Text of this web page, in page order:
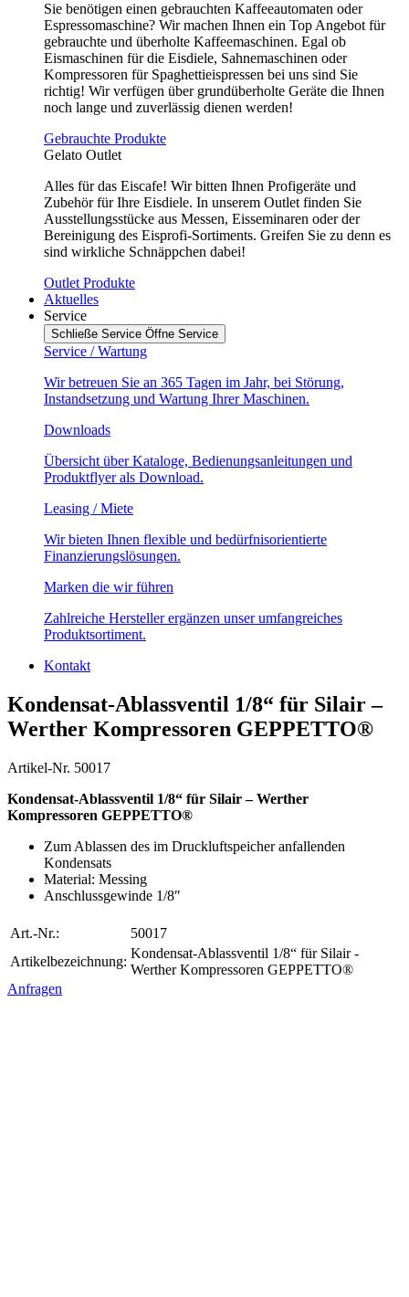
Sie benötigen einen gebrauchten Kaffeeautomaten oder
Espressomaschine? Wir machen Ihnen ein Top Angebot für
gebrauchte und überholte Kaffeemaschinen. Egal ob
Eismaschinen für die Eisdiele, Sahnemaschinen oder
Kompressoren für Spaghettieispressen bei uns sind Sie
richtig! Wir verfügen über grundüberholte Geräte die Ihnen
noch lange und zuverlässig dienen werden!
Gebrauchte Produkte
Gelato Outlet
Alles für das Eiscafe! Wir bitten Ihnen Profigeräte und
Zubehör für Ihre Eisdiele. In unserem Outlet finden Sie
Ausstellungsstücke aus Messen, Eisseminaren oder der
Bereinigung des Eisprofi-Sortiments. Greifen Sie zu denn es
sind wirkliche Schnäppchen dabei!
Outlet Produkte
Aktuelles
Service
Schließe Service Öffne Service
Service / Wartung
Wir betreuen Sie an 365 Tagen im Jahr, bei Störung,
Instandsetzung und Wartung Ihrer Maschinen.
Downloads
Übersicht über Kataloge, Bedienungsanleitungen und
Produktflyer als Download.
Leasing / Miete
Wir bieten Ihnen flexible und bedürfnisorientierte
Finanzierungslösungen.
Marken die wir führen
Zahlreiche Hersteller ergänzen unser umfangreiches
Produktsortiment.
Kontakt
Kondensat-Ablassventil 1/8“ für Silair –
Werther Kompressoren GEPPETTO®
Artikel-Nr. 50017
Kondensat-Ablassventil 1/8“ für Silair – Werther
Kompressoren GEPPETTO®
Zum Ablassen des im Druckluftspeicher anfallenden
Kondensats
Material: Messing
Anschlussgewinde 1/8″
Art.-Nr.:
50017
Artikelbezeichnung:
Kondensat-Ablassventil 1/8“ für Silair -
Werther Kompressoren GEPPETTO®
Anfragen